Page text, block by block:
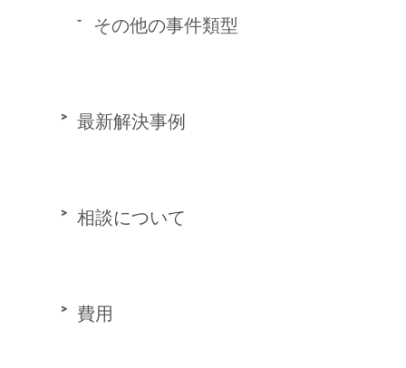
その他の事件類型
最新解決事例
相談について
費用